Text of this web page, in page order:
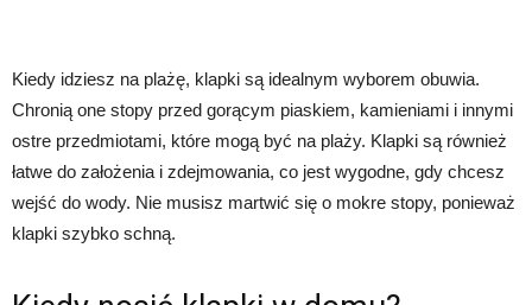
Kiedy idziesz na plażę, klapki są idealnym wyborem obuwia.
Chronią one stopy przed gorącym piaskiem, kamieniami i innymi
ostre przedmiotami, które mogą być na plaży. Klapki są również
łatwe do założenia i zdejmowania, co jest wygodne, gdy chcesz
wejść do wody. Nie musisz martwić się o mokre stopy, ponieważ
klapki szybko schną.